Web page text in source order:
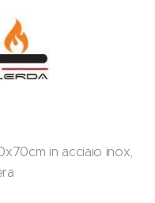
in acciaio inox,